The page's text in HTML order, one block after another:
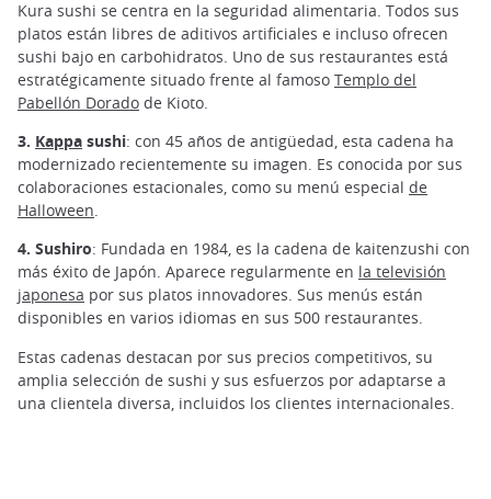
Kura sushi se centra en la seguridad alimentaria. Todos sus
platos están libres de aditivos artificiales e incluso ofrecen
sushi bajo en carbohidratos. Uno de sus restaurantes está
estratégicamente situado frente al famoso Templo del
Pabellón Dorado de Kioto.
3. Kappa sushi: con 45 años de antigüedad, esta cadena ha
modernizado recientemente su imagen. Es conocida por sus
colaboraciones estacionales, como su menú especial de
Halloween.
4. Sushiro: Fundada en 1984, es la cadena de kaitenzushi con
más éxito de Japón. Aparece regularmente en la televisión
japonesa por sus platos innovadores. Sus menús están
disponibles en varios idiomas en sus 500 restaurantes.
Estas cadenas destacan por sus precios competitivos, su
amplia selección de sushi y sus esfuerzos por adaptarse a
una clientela diversa, incluidos los clientes internacionales.